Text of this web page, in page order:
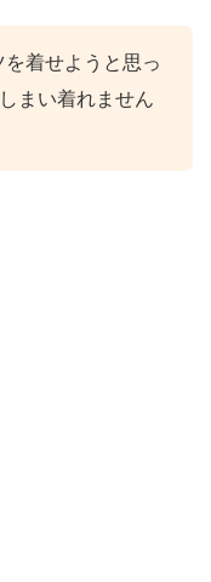
着せようと思っ
まい着れません